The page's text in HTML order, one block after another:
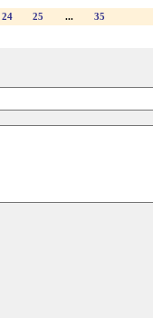
24 25 ... 35